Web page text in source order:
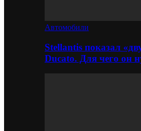
Автомобили
Stellantis показал
Ducato. Для чего он